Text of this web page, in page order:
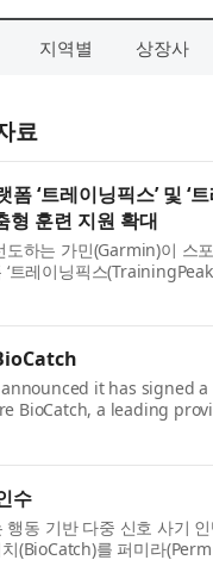
지역별 상장사
료
‘트레이닝픽스’ 및 ‘
형 훈련 지원 확대
도하는 가민(Garmin)이 스
트레이닝픽스
했다. 이번 인수로 가민은
announced it has signed
BioCatch, a leading
signal fraud
수
행동 기반 다중 신호 사기
(BioCatch)를 퍼미라
현금 24억달러에 인수하